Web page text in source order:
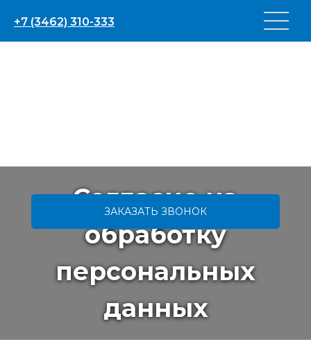
+7 (3462) 310-333
ЗАКАЗАТЬ ЗВОНОК
Согласие на
обработку
персональных
данных